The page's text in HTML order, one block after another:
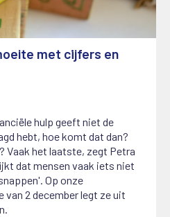
met cijfers en
hulp geeft niet de
hebt, hoe komt dat dan?
Vaak het laatste, zegt Petra
dat mensen vaak iets niet
Op onze
van 2 december legt ze uit